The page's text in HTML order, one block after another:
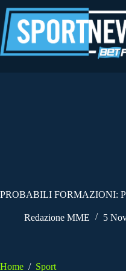
al
contenuto
PROBABILI FORMAZIONI:
Redazione MME 5
Home / Sport